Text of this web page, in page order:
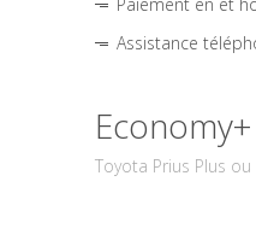
Assistance
Economy+
Toyota Prius Plus